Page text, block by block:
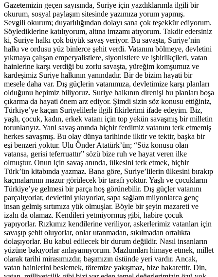
Gazetemizin geçen sayısında, Suriye için yazdıklarımla ilgili bir
okurum, sosyal paylaşım sitesinde yazımıza yorum yapmış.
Sevgili okurum; duyarlılığından dolayı sana çok teşekkür ediyorum.
Söylediklerine katılıyorum, altına imzamı atıyorum. Takdir edersiniz
ki, Suriye halkı çok büyük savaş veriyor. Bu savaşta, Suriye’nin
halkı ve ordusu yüz binlerce şehit verdi. Vatanını bölmeye, devletini
yıkmaya çalışan emperyalistlere, siyonistlere ve işbirlikçileri, vatan
hainlerine karşı verdiği bu zorlu savaşta, yüreğim komşumuz ve
kardeşimiz Suriye halkının yanındadır. Bir de bizim hayati bir
mesele daha var. Dış güçlerin vatanımıza, devletimize karşı planları
olduğunu hepimiz biliyoruz. Suriye halkının direnişi bu planları boşa
çıkarma da hayati önem arz ediyor. Şimdi sizin söz konusu ettiğiniz,
Türkiye’ye kaçan Suriyelilerle ilgili fikirlerimi ifade edeyim. Biz,
yaşlı, çocuk, kadın, erkek vatanı için top yekün savaşmış bir milletin
torunlarıyız. Yani savaş anında hiçbir ferdimiz vatanını terk etmemiş
herkes savaşmış. Bu olay dünya tarihinde ilktir ve tektir, başka bir
eşi benzeri yoktur. Ulu Önder Atatürk’ün; “Söz konusu olan
vatansa, gerisi teferruattır” sözü bize ruh ve hayat veren ilke
olmuştur. Onun için savaş anında, ülkesini terk etmek, hiçbir
Türk’ün kitabında yazmaz. Bana göre, Suriye’lilerin ülkesini bırakıp
kaçmalarının mazur görülecek bir tarafı yoktur. Yaşlı ve çocukların
Türkiye’ye gelmesi bir parça hoş görünebilir. Dış güçler vatanını
parçalıyorlar, devletini yıkıyorlar, sapa sağlam milyonlarca genç
insan gelmiş sırtımıza yük olmuşlar. Böyle bir şeyin mazareti ve
izahı da olamaz. Kendileri yetmiyormuş gibi, habire çocuk
yapıyorlar. Rızkımız kendilerine veriliyor, askerlerimiz vatanları için
savaşıp şehit oluyorlar, onlar utanmadan, sıkılmadan ortalıkta
dolaşıyorlar. Bu kabul edilecek bir durum değildir. Nasıl insanların
yüzüne bakıyorlar anlayamıyorum. Mazlumları himaye etmek, millet
olarak tarihi mirasımızdır, başımızın üstünde yeri vardır. Ancak,
vatan hainlerini beslemek, töremize yakışmaz, bize hakarettir. Din,